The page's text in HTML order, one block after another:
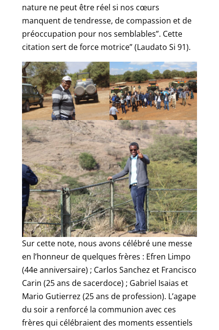
nature ne peut être réel si nos cœurs
manquent de tendresse, de compassion et de
préoccupation pour nos semblables”. Cette
citation sert de force motrice” (Laudato Si 91).
Sur cette note, nous avons célébré une messe
en l’honneur de quelques frères : Efren Limpo
(44e anniversaire) ; Carlos Sanchez et Francisco
Carin (25 ans de sacerdoce) ; Gabriel Isaias et
Mario Gutierrez (25 ans de profession). L’agape
du soir a renforcé la communion avec ces
frères qui célébraient des moments essentiels